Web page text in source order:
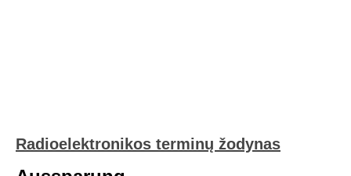
Radioelektronikos terminų žodynas